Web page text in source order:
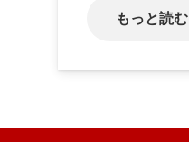
もっと読む